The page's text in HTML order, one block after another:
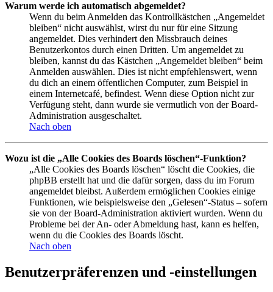
Warum werde ich automatisch abgemeldet?
Wenn du beim Anmelden das Kontrollkästchen „Angemeldet
bleiben“ nicht auswählst, wirst du nur für eine Sitzung
angemeldet. Dies verhindert den Missbrauch deines
Benutzerkontos durch einen Dritten. Um angemeldet zu
bleiben, kannst du das Kästchen „Angemeldet bleiben“ beim
Anmelden auswählen. Dies ist nicht empfehlenswert, wenn
du dich an einem öffentlichen Computer, zum Beispiel in
einem Internetcafé, befindest. Wenn diese Option nicht zur
Verfügung steht, dann wurde sie vermutlich von der Board-
Administration ausgeschaltet.
Nach oben
Wozu ist die „Alle Cookies des Boards löschen“-Funktion?
„Alle Cookies des Boards löschen“ löscht die Cookies, die
phpBB erstellt hat und die dafür sorgen, dass du im Forum
angemeldet bleibst. Außerdem ermöglichen Cookies einige
Funktionen, wie beispielsweise den „Gelesen“-Status – sofern
sie von der Board-Administration aktiviert wurden. Wenn du
Probleme bei der An- oder Abmeldung hast, kann es helfen,
wenn du die Cookies des Boards löscht.
Nach oben
Benutzerpräferenzen und -einstellungen